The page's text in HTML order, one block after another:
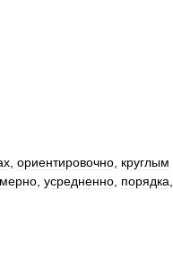
ориентировочно круглым
усредненно порядка